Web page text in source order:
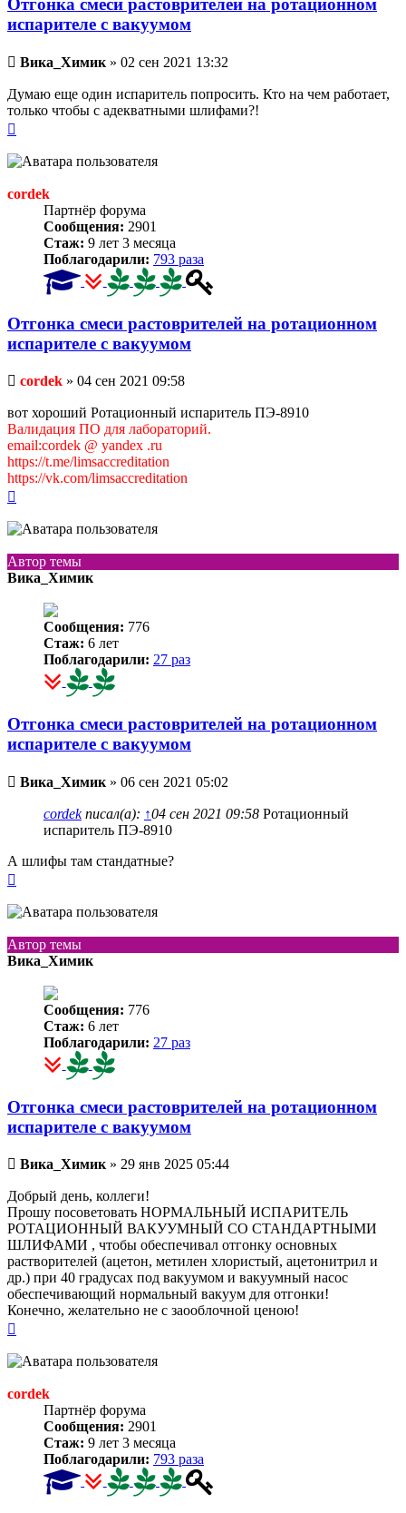
Отгонка смеси растоврителей на ротационном
испарителе с вакуумом
Непрочитанное
сообщение
Вика_Химик » 02 сен 2021 13:32
Думаю еще один испаритель попросить. Кто на чем работает,
только чтобы с адекватными шлифами?!
началу
cordek
Партнёр форума
Сообщения: 2901
Стаж: 9 лет 3 месяца
Поблагодарили: 793 раза
Отгонка смеси растоврителей на ротационном
испарителе с вакуумом
Непрочитанное
cordek » 04 сен 2021 09:58
вот хороший Ротационный испаритель ПЭ-8910
Валидация ПО для лабораторий.
email:cordek @ yandex .ru
https://t.me/limsaccreditation
https://vk.com/limsaccreditation
началу
Автор темы
Вика_Химик
Сообщения: 776
Стаж: 6 лет
Поблагодарили: 27 раз
Отгонка смеси растоврителей на ротационном
испарителе с вакуумом
Непрочитанное
сообщение
Вика_Химик » 06 сен 2021 05:02
cordekписал(а): ↑04 сен 2021 09:58 Ротационный
испаритель ПЭ-8910
А шлифы там стандатные?
началу
Автор темы
Вика_Химик
Сообщения: 776
Стаж: 6 лет
Поблагодарили: 27 раз
Отгонка смеси растоврителей на ротационном
испарителе с вакуумом
Непрочитанное
сообщение
Вика_Химик » 29 янв 2025 05:44
Добрый день, коллеги!
Прошу посоветовать НОРМАЛЬНЫЙ ИСПАРИТЕЛЬ
РОТАЦИОННЫЙ ВАКУУМНЫЙ СО СТАНДАРТНЫМИ
ШЛИФАМИ , чтобы обеспечивал отгонку основных
растворителей (ацетон, метилен хлористый, ацетонитрил и
др.) при 40 градусах под вакуумом и вакуумный насос
обеспечивающий нормальный вакуум для отгонки!
Конечно, желательно не с заооблочной ценою!
началу
cordek
Партнёр форума
Сообщения: 2901
Стаж: 9 лет 3 месяца
Поблагодарили: 793 раза